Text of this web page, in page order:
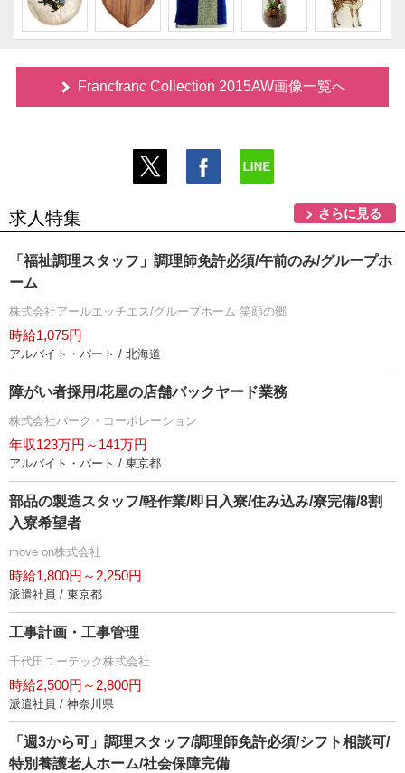
Francfranc Collection 2015AW画像一覧へ
求人特集 さらに見る
「福祉調理スタッフ」調理師免許必須/午前のみ/グループホ
ーム
株式会社アールエッチエス/グループホーム 笑顔の郷
時給1,075円
アルバイト・パート / 北海道
障がい者採用/花屋の店舗バックヤード業務
株式会社パーク・コーポレーション
年収123万円～141万円
アルバイト・パート / 東京都
部品の製造スタッフ/軽作業/即日入寮/住み込み/寮完備/8割
入寮希望者
move on株式会社
時給1,800円～2,250円
派遣社員 / 東京都
工事計画・工事管理
千代田ユーテック株式会社
時給2,500円～2,800円
派遣社員 / 神奈川県
「週3から可」調理スタッフ/調理師免許必須/シフト相談可/
特別養護老人ホーム/社会保障完備